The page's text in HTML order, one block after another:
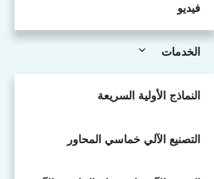
فيديو
الخدمات
النماذج الأولية السريعة
التصنيع الآلي خماسي المحاور